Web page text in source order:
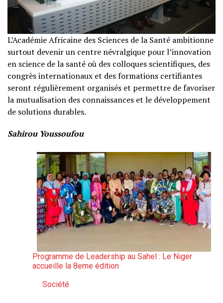
L’Académie Africaine des Sciences de la Santé ambitionne
surtout devenir un centre névralgique pour l’innovation
en science de la santé où des colloques scientifiques, des
congrès internationaux et des formations certifiantes
seront régulièrement organisés et permettre de favoriser
la mutualisation des connaissances et le développement
de solutions durables.
Sahirou Youssoufou
Programme de Leadership au Sahel : Le Niger
accueille la 8eme édition
Par rapport à
Société